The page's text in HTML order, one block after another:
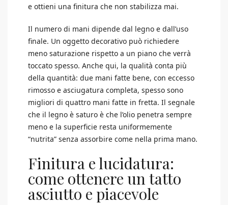
e ottieni una finitura che non stabilizza mai.
Il numero di mani dipende dal legno e dall’uso
finale. Un oggetto decorativo può richiedere
meno saturazione rispetto a un piano che verrà
toccato spesso. Anche qui, la qualità conta più
della quantità: due mani fatte bene, con eccesso
rimosso e asciugatura completa, spesso sono
migliori di quattro mani fatte in fretta. Il segnale
che il legno è saturo è che l’olio penetra sempre
meno e la superficie resta uniformemente
“nutrita” senza assorbire come nella prima mano.
Finitura e lucidatura:
come ottenere un tatto
asciutto e piacevole